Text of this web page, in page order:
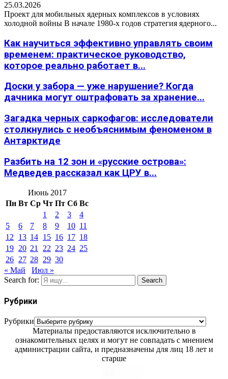
25.03.2026
Проект для мобильных ядерных комплексов в условиях
холодной войны В начале 1980-х годов стратегия ядерного...
Как научиться эффективно управлять своим
временем: практическое руководство,
которое реально работает в...
Доски у забора — уже нарушение? Когда
дачника могут оштрафовать за хранение...
Загадка черных саркофагов: исследователи
столкнулись с необъяснимым феноменом в
Антарктиде
Разбить на 12 зон и «русские острова»:
Медведев рассказал как ЦРУ в...
Июнь 2017
Пн Вт Ср Чт Пт Сб Вс
1
2 3
4
5
6 7 8 9 10 11
12
13 14 15 16 17 18
19 20 21 22 23 24 25
26 27 28 29 30
« Май
Июл »
Search for:
Search
Рубрики
Рубрики
Материалы предоставляются исключительно в
ознакомительных целях и могут не совпадать с мнением
администрации сайта, и предназначены для лиц 18 лет и
старше